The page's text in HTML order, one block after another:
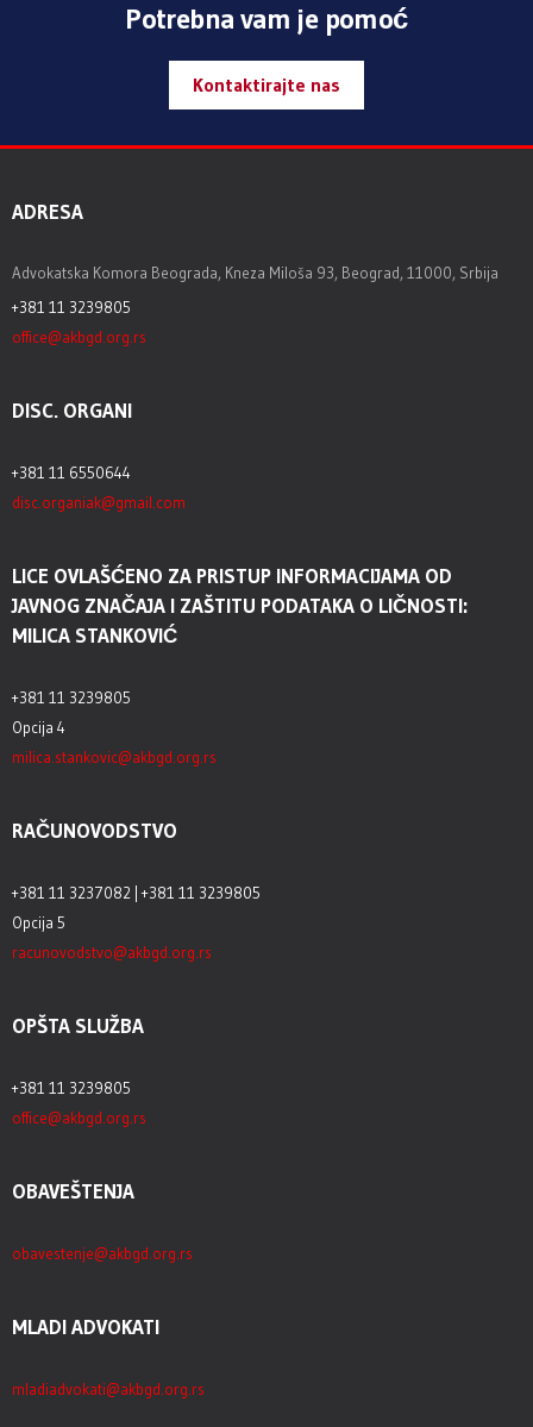
Potrebna vam je pomoć
Kontaktirajte nas
ADRESA
Advokatska Komora Beograda, Kneza Miloša 93, Beograd, 11000, Srbija
+381 11 3239805
office@akbgd.org.rs
DISC. ORGANI
+381 11 6550644
disc.organiak@gmail.com
LICE OVLAŠĆENO ZA PRISTUP INFORMACIJAMA OD
JAVNOG ZNAČAJA I ZAŠTITU PODATAKA O LIČNOSTI:
MILICA STANKOVIĆ
+381 11 3239805
Opcija 4
milica.stankovic@akbgd.org.rs
RAČUNOVODSTVO
+381 11 3237082 | +381 11 3239805
Opcija 5
racunovodstvo@akbgd.org.rs
OPŠTA SLUŽBA
+381 11 3239805
office@akbgd.org.rs
OBAVEŠTENJA
obavestenje@akbgd.org.rs
MLADI ADVOKATI
mladiadvokati@akbgd.org.rs